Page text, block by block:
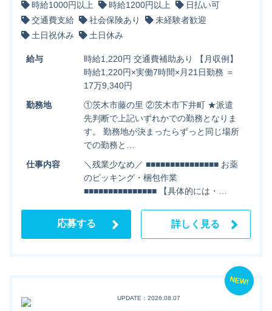
時給1000円以上 時給1200円以上
日払い可
交通費支給
社会保険あり
未経験者歓迎
土日祝休み
土日休み
給与
時給1,220円 交通費補助あり 【月収例】
時給1,220円×実働7時間×月21日勤務 ＝
17万9,340円
勤務地
①茨木市藤の里 ②茨木市下井町 ★派遣
先判断で上記いずれかでの勤務となりま
す。 勤務地が決まったらずっと同じ場所
での勤務と…
仕事内容
＼残業少なめ／ ■■■■■■■■■■■■■■■ お薬
のピッキング・梱包作業
■■■■■■■■■■■■■■■ 【具体的には・…
応募する 詳しく見る
NEW!
UPDATE：2026.08.07